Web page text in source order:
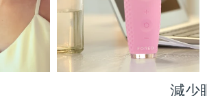
減少
產品
aging treatments
產品
treatments
products
treatments
2
removal
4 body
body brush
2 plus
acne LED therapy
眼部護理
2 eyes & lips
line smoothing device
預計送達日期 8/11/26
預計送達日期 8/15/26
預計送達日期8/11/26